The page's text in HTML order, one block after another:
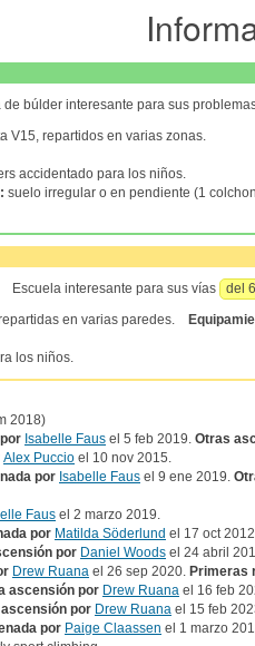
de búlder interesante para sus
V15, repartidos en varias zonas.
accidentado para los niños.
suelo irregular o en pendiente (1
Escuela interesante para sus vías
del
en varias paredes.
los niños.
2018)
Isabelle Faus el 5 feb 2019. Otras
Alex Puccio el 10 nov 2015.
por Isabelle Faus el 9 ene 2019.
Faus el 2 marzo 2019.
por Matilda Söderlund el 17 oct
por Daniel Woods el 24 abril
Drew Ruana el 26 sep 2020. Primeras
ascensión por Drew Ruana el 16 feb
por Drew Ruana el 15 feb
por Paige Claassen el 1 marzo